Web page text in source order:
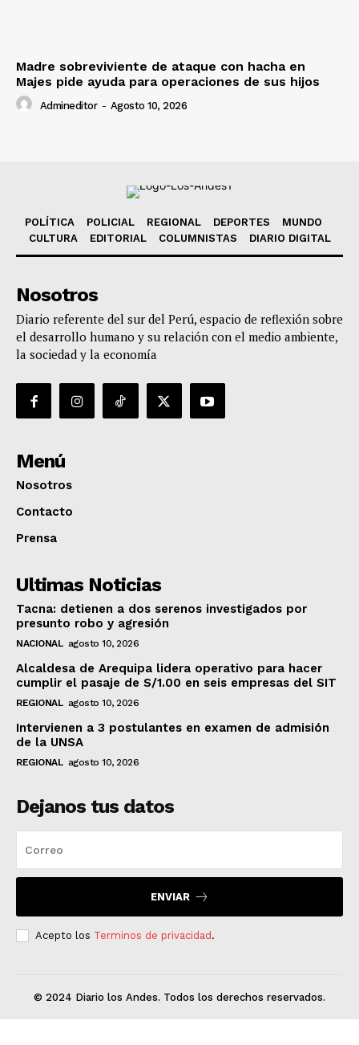
Madre sobreviviente de ataque con hacha en
Majes pide ayuda para operaciones de sus hijos
Admineditor - Agosto 10, 2026
POLÍTICA POLICIAL REGIONAL DEPORTES
MUNDO
CULTURA
EDITORIAL COLUMNISTAS DIARIO DIGITAL
Nosotros
Diario referente del sur del Perú, espacio de reflexión sobre
el desarrollo humano y su relación con el medio ambiente,
la sociedad y la economía
Menú
Nosotros
Contacto
Prensa
Ultimas Noticias
Tacna: detienen a dos serenos investigados por
presunto robo y agresión
NACIONAL agosto 10, 2026
Alcaldesa de Arequipa lidera operativo para hacer
cumplir el pasaje de S/1.00 en seis empresas del SIT
REGIONAL agosto 10, 2026
Intervienen a 3 postulantes en examen de admisión
de la UNSA
REGIONAL agosto 10, 2026
Dejanos tus datos
ENVIAR
Acepto los Terminos de privacidad.
© 2024 Diario los Andes. Todos los derechos reservados.